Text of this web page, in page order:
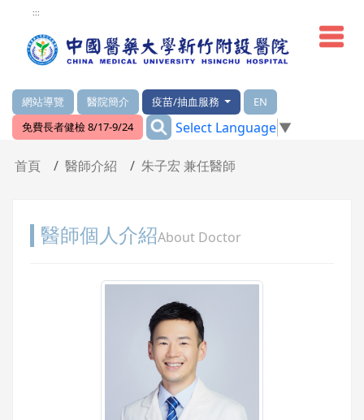
網頁頂端重要消息及連結
:::
網站導覽 醫院簡介 疫苗/抽血服務
EN
免費長者健檢 8/17-9/24
::: Select Language▼
首頁 醫師介紹 朱子宏 兼任醫師
醫師個人介紹About Doctor